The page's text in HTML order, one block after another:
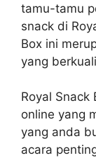
tamu-tamu
snack di
Box ini
yang
Royal Snack
online yang
yang anda
acara